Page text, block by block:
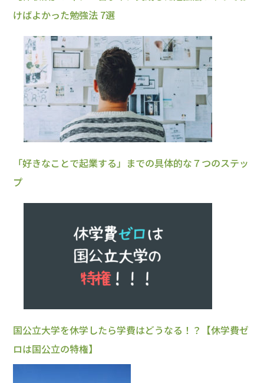
けばよかった勉強法 7選
「好きなことで起業する」までの具体的な７つのステッ
プ
国公立大学を休学したら学費はどうなる！？【休学費ゼ
ロは国公立の特権】